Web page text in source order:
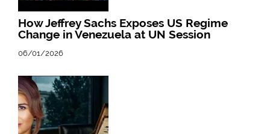
How Jeffrey Sachs Exposes US Regime
Change in Venezuela at UN Session
06/01/2026